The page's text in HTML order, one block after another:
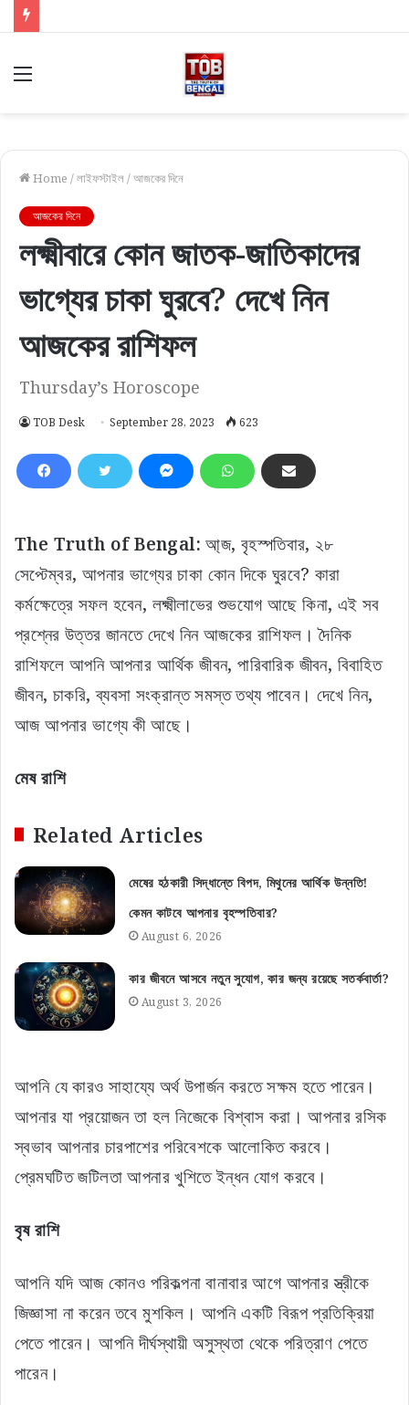
Menu
Home /লাইফস্টাইল/আজকের দিনে
আজকের দিনে
লক্ষ্মীবারে কোন জাতক-জাতিকাদের
ভাগ্যের চাকা ঘুরবে? দেখে নিন
আজকের রাশিফল
Thursday’s Horoscope
TOB Desk September 28, 2023 623
The Truth of Bengal: আ্জ, বৃহস্পতিবার, ২৮
সেপ্টেম্বর, আপনার ভাগ্যের চাকা কোন দিকে ঘুরবে? কারা
কর্মক্ষেত্রে সফল হবেন, লক্ষ্মীলাভের শুভযোগ আছে কিনা, এই সব
প্রশ্নের উত্তর জানতে দেখে নিন আজকের রাশিফল। দৈনিক
রাশিফলে আপনি আপনার আর্থিক জীবন, পারিবারিক জীবন, বিবাহিত
জীবন, চাকরি, ব্যবসা সংক্রান্ত সমস্ত তথ্য পাবেন। দেখে নিন,
আজ আপনার ভাগ্যে কী আছে।
মেষ রাশি
Related Articles
মেষের হঠকারী সিদ্ধান্তে বিপদ, মিথুনের আর্থিক উন্নতি!
কেমন কাটবে আপনার বৃহস্পতিবার?
August 6, 2026
কার জীবনে আসবে নতুন সুযোগ, কার জন্য রয়েছে সতর্কবার্তা?
August 3, 2026
আপনি যে কারও সাহায্যে অর্থ উপার্জন করতে সক্ষম হতে পারেন।
আপনার যা প্রয়োজন তা হল নিজেকে বিশ্বাস করা। আপনার রসিক
স্বভাব আপনার চারপাশের পরিবেশকে আলোকিত করবে।
প্রেমঘটিত জটিলতা আপনার খুশিতে ইন্ধন যোগ করবে।
বৃষ রাশি
আপনি যদি আজ কোনও পরিকল্পনা বানাবার আগে আপনার স্ত্রীকে
জিজ্ঞাসা না করেন তবে মুশকিল। আপনি একটি বিরূপ প্রতিক্রিয়া
পেতে পারেন। আপনি দীর্ঘস্থায়ী অসুস্থতা থেকে পরিত্রাণ পেতে
পারেন।